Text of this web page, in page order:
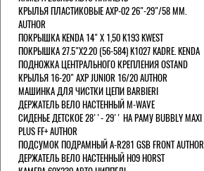
КРЫЛЬЯ ПЛАСТИКОВЫЕ AXP-02 26"-29"/58 ММ.
AUTHOR
ПОКРЫШКА KENDA 14" Х 1,50 K193 KWEST
ПОКРЫШКА 27.5"Х2.20 (56-584) K1027 KADRE. KENDA
ПОДНОЖКА ЦЕНТРАЛЬНОГО КРЕПЛЕНИЯ OSTAND
КРЫЛЬЯ 16-20" AXP JUNIOR 16/20 AUTHOR
МАШИНКА ДЛЯ ЧИСТКИ ЦЕПИ BARBIERI
ДЕРЖАТЕЛЬ ВЕЛО НАСТЕННЫЙ M-WAVE
СИДЕНЬЕ ДЕТСКОЕ 28''- 29'' НА РАМУ BUBBLY MAXI
PLUS FF+ AUTHOR
ПОДСУМОК ПОДРАМНЫЙ A-R281 GSB FRONT AUTHOR
ДЕРЖАТЕЛЬ ВЕЛО НАСТЕННЫЙ H09 HORST